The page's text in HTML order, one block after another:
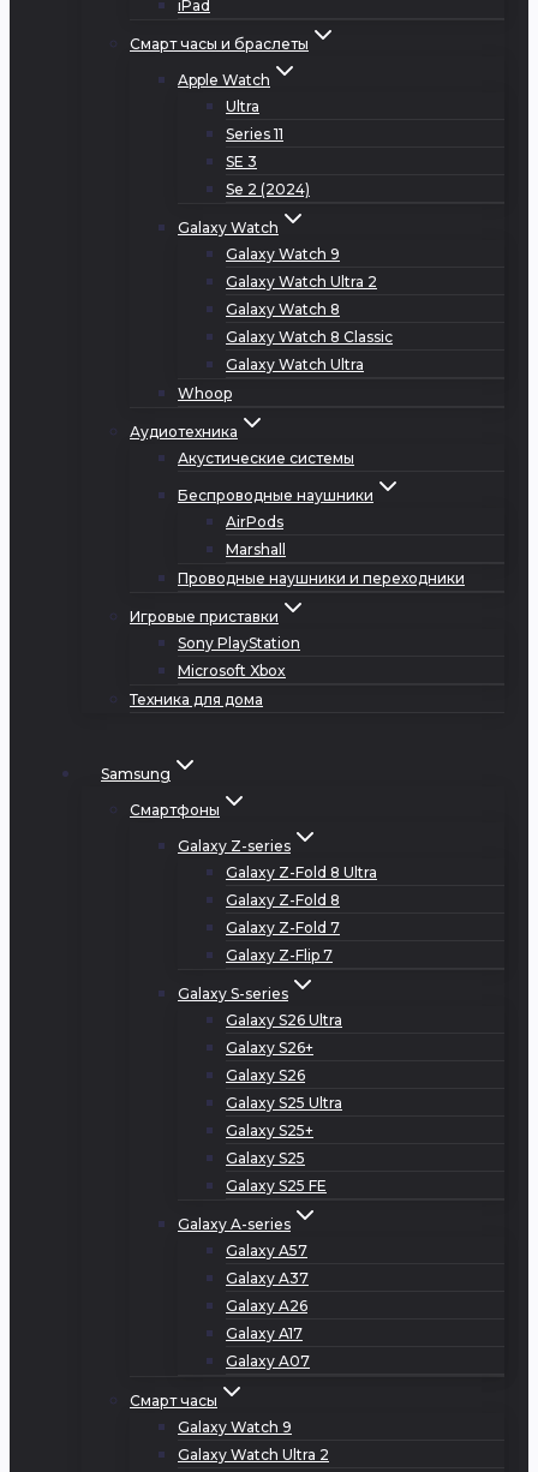
iPad
Смарт часы и браслеты
Apple Watch
Ultra
Series 11
SE 3
Se 2 (2024)
Galaxy Watch
Galaxy Watch 9
Galaxy Watch Ultra 2
Galaxy Watch 8
Galaxy Watch 8 Classic
Galaxy Watch Ultra
Whoop
Аудиотехника
Акустические системы
Беспроводные наушники
AirPods
Marshall
Проводные наушники и переходники
Игровые приставки
Sony PlayStation
Microsoft Xbox
Техника для дома
Samsung
Смартфоны
Galaxy Z-series
Galaxy Z-Fold 8 Ultra
Galaxy Z-Fold 8
Galaxy Z-Fold 7
Galaxy Z-Flip 7
Galaxy S-series
Galaxy S26 Ultra
Galaxy S26+
Galaxy S26
Galaxy S25 Ultra
Galaxy S25+
Galaxy S25
Galaxy S25 FE
Galaxy A-series
Galaxy A57
Galaxy A37
Galaxy A26
Galaxy A17
Galaxy A07
Смарт часы
Galaxy Watch 9
Galaxy Watch Ultra 2